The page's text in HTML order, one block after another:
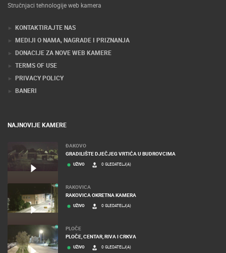
Stručnjaci tehnologije web kamera
KONTAKTIRAJTE NAS
MEDIJI O NAMA, NAGRADE I PRIZNANJA
DONACIJE ZA NOVE WEB KAMERE
TERMS OF USE
PRIVACY POLICY
BANERI
NAJNOVIJE KAMERE
ĐAKOVO
GRADILIŠTE DJEČJEG VRTIĆA U BUDROVCIMA
UŽIVO 0 GLEDATELJ(A)
RAKOVICA
RAKOVICA OKRETNA KAMERA
UŽIVO 0 GLEDATELJ(A)
PLOČE
PLOČE, CENTAR, RIVA I CRKVA
UŽIVO 0 GLEDATELJ(A)